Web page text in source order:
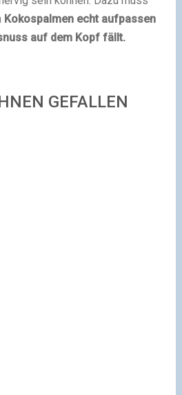
Kokospalmen echt aufpassen
auf dem Kopf fällt.
GEFALLEN